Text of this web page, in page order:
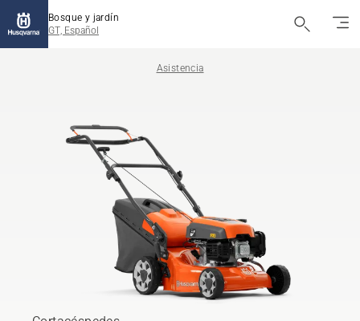
Bosque y jardín
GT, Español
Asistencia